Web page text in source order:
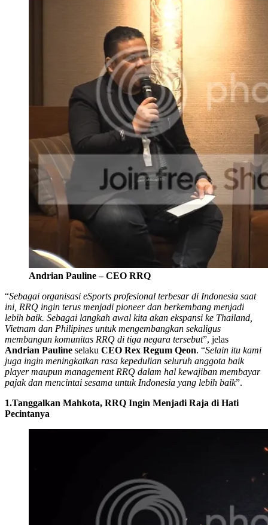
Andrian Pauline – CEO RRQ
“Sebagai organisasi eSports profesional terbesar di Indonesia saat
ini, RRQ ingin terus menjadi pioneer dan berkembang menjadi
lebih baik. Sebagai langkah awal kita akan ekspansi ke Thailand,
Vietnam dan Philipines untuk mengembangkan sekaligus
membangun komunitas RRQ di tiga negara tersebut”, jelas
Andrian Pauline selaku CEO Rex Regum Qeon. “Selain itu kami
juga ingin meningkatkan rasa kepedulian seluruh anggota baik
player maupun management RRQ dalam hal kewajiban membayar
pajak dan mencintai sesama untuk Indonesia yang lebih baik”.
1.Tanggalkan Mahkota, RRQ Ingin Menjadi Raja di Hati
Pecintanya